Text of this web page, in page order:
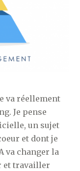
va réellement
Je pense
un sujet
et dont je
va changer la
et travailler